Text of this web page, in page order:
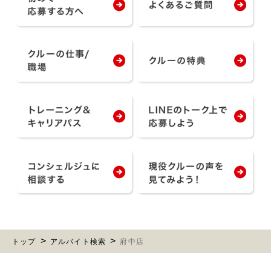
トップ アルバイト検索 府中店